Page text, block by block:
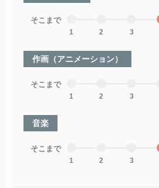
そこまで
1 2 3
作画（アニメーション）
そこまで
1 2 3
音楽
そこまで
1 2 3